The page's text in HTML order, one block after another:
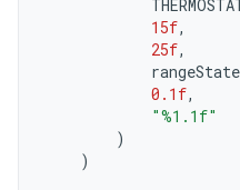
15f,
25f,
rangeState
0.1f,
"%1.1f"
)
)